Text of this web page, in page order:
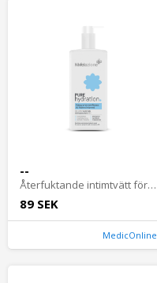
--
Återfuktande intimtvätt för torrhet i underlivet vid klimakteriet
89 SEK
MedicOnline